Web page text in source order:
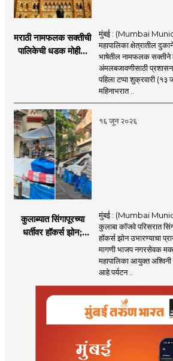
मराठी नामफलक सक्तीची
पालिकेची धडक मोहीम;
मुंबई : (Mumbai
महापालिका क्षेत्रातील
भाषेतील नामफलक सक्तीने
अंमलबजावणीसाठी
पहिला टप्पा शुक्रवारी (१३
महिनाभरात ..
१६ जून २०२६
कुलाब्यात सिंगापूरच्या
धर्तीवर हॉकर्स झोन;
आयुक्तांना पत्र
मुंबई : (Mumbai
कुलाबा कॉजवे परिसरात
हॉकर्स झोन उभारण्याचा
मागणी भाजप नगरसेवक
महापालिका आयुक्त
आहे.पर्यटन ..